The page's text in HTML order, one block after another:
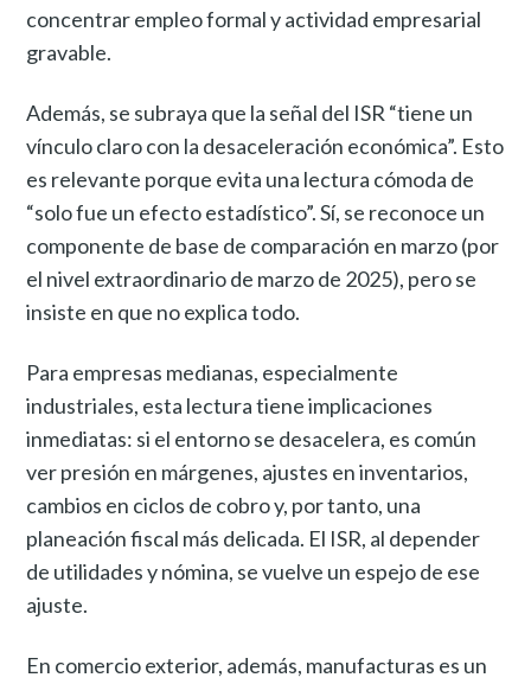
concentrar empleo formal y actividad empresarial
gravable.
Además, se subraya que la señal del ISR “tiene un
vínculo claro con la desaceleración económica”. Esto
es relevante porque evita una lectura cómoda de
“solo fue un efecto estadístico”. Sí, se reconoce un
componente de base de comparación en marzo (por
el nivel extraordinario de marzo de 2025), pero se
insiste en que no explica todo.
Para empresas medianas, especialmente
industriales, esta lectura tiene implicaciones
inmediatas: si el entorno se desacelera, es común
ver presión en márgenes, ajustes en inventarios,
cambios en ciclos de cobro y, por tanto, una
planeación fiscal más delicada. El ISR, al depender
de utilidades y nómina, se vuelve un espejo de ese
ajuste.
En comercio exterior, además, manufacturas es un